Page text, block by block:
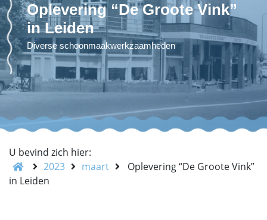
Oplevering “De Groote Vink”
in Leiden
Diverse schoonmaakwerkzaamheden
U bevind zich hier:
2023
maart
Oplevering “De Groote Vink”
in Leiden